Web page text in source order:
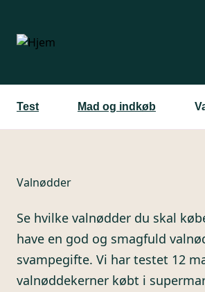
hovedindhold
Test Mad og indkøb
Valnødder
Se hvilke valnødder du skal
have en god og smagfuld
svampegifte. Vi har testet 12
valnøddekerner købt i